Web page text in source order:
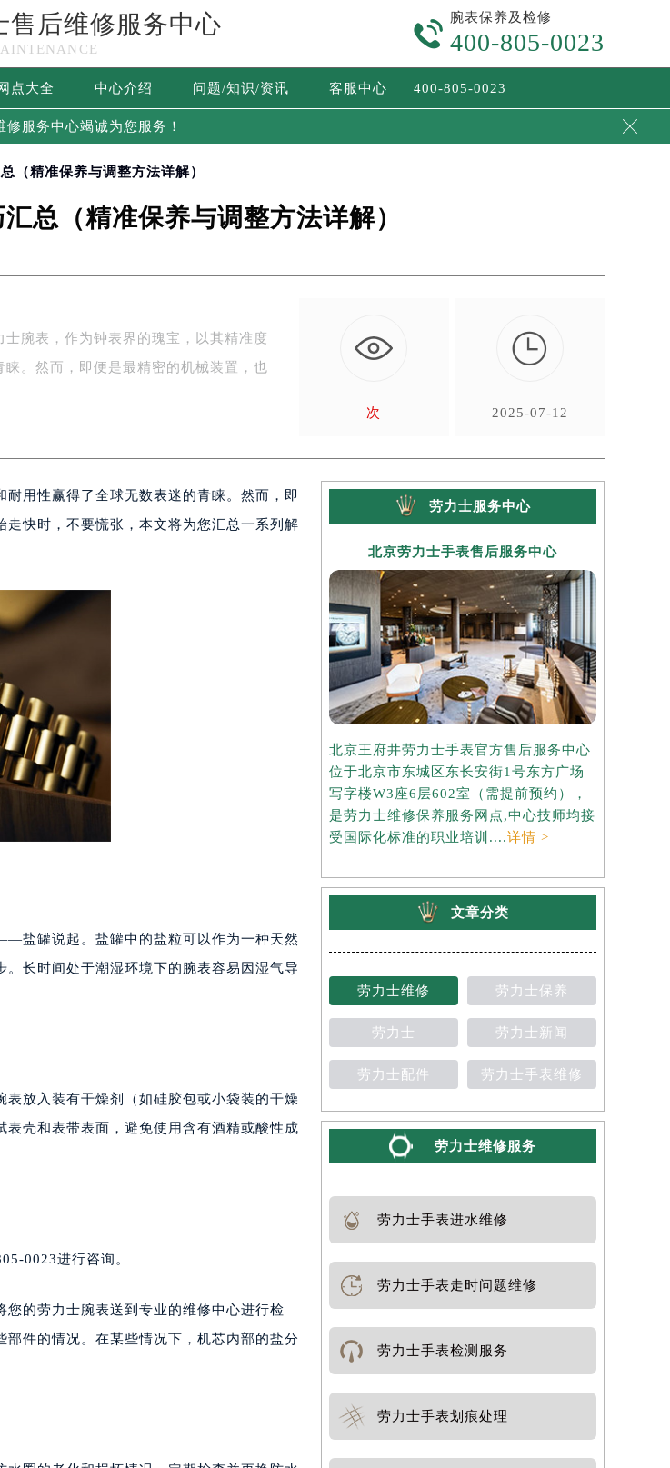
售后维修服务中心 
腕表保养及检修
400-805-0023
点大全 中心介绍 问题/知识/资讯 客服中心 400-805-0023
修服务中心竭诚为您服务！ 
（精准保养与调整方法详解）
总（精准保养与调整方法详解）
士腕表，作为钟表界的瑰宝，以其精准度
。然而，即便是最精密的机械装置，也
次

2025-07-12
用性赢得了全球无数表迷的青睐。然而，即
快时，不要慌张，本文将为您汇总一系列解
盐罐说起。盐罐中的盐粒可以作为一种天然
长时间处于潮湿环境下的腕表容易因湿气导
放入装有干燥剂（如硅胶包或小袋装的干燥
壳和表带表面，避免使用含有酒精或酸性成
0023进行咨询。
的劳力士腕表送到专业的维修中心进行检
件的情况。在某些情况下，机芯内部的盐分
劳力士服务中心
北京劳力士手表售后服务中心
北京王府井劳力士手表官方售后服务中心
位于北京市东城区东长安街1号东方广场
写字楼W3座6层602室（需提前预约），
是劳力士维修保养服务网点,中心技师均接
受国际化标准的职业培训....详情 >
文章分类
劳力士维修 劳力士保养
劳力士 劳力士新闻
劳力士配件 劳力士手表维修
劳力士维修服务
劳力士手表进水维修
劳力士手表走时问题维修
劳力士手表检测服务
劳力士手表划痕处理